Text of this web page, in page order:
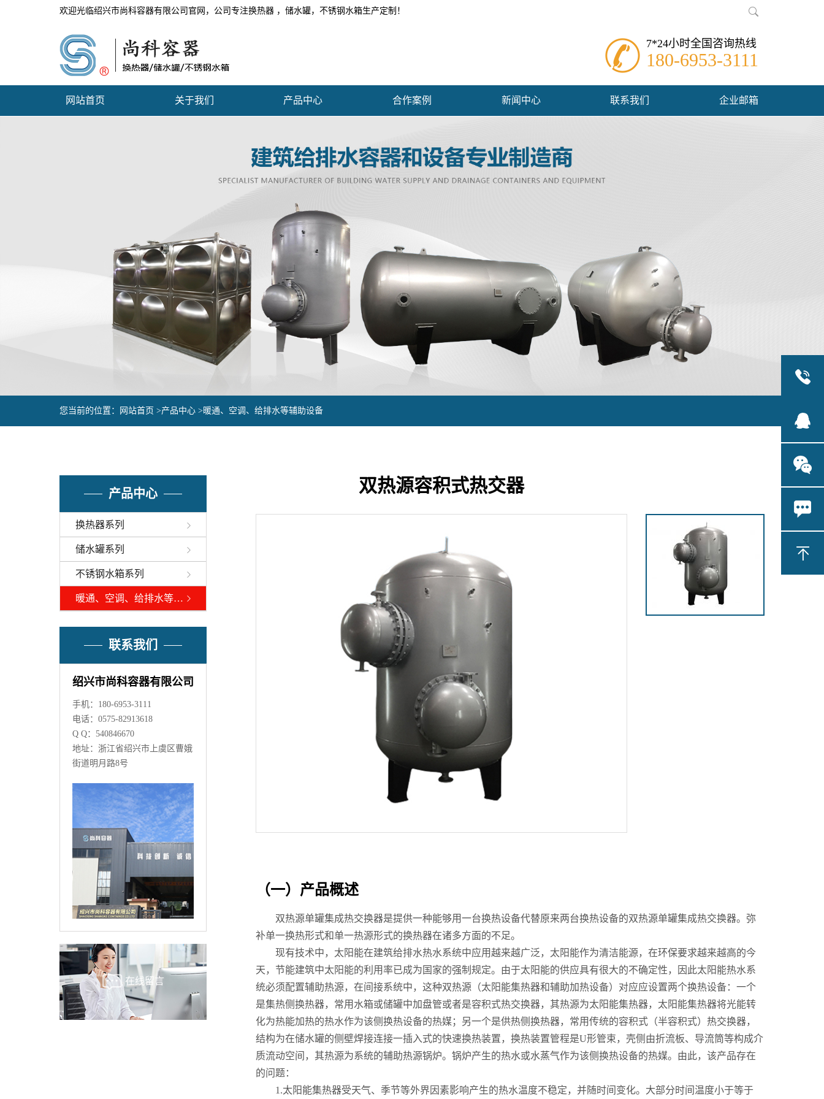
欢迎光临绍兴市尚科容器有限公司官网，公司专注换热器 ，储水罐，不锈钢水箱生产定制！
7*24小时全国咨询热线
180-6953-3111
网站首页 关于我们 产品中心 合作案例 新闻中心 联系我们 企业邮箱
您当前的位置： 网站首页 >产品中心 > 暖通、空调、给排水等辅助设备
产品中心
换热器系列
储水罐系列
不锈钢水箱系列
暖通、空调、给排水等辅助设备
联系我们
绍兴市尚科容器有限公司
手机：180-6953-3111
电话：0575-82913618
Q Q：540846670
地址：浙江省绍兴市上虞区曹娥
街道明月路8号
在线留言
双热源容积式热交器
（一）产品概述
双热源单罐集成热交换器是提供一种能够用一台换热设备代替原来两台换热设备的双热源单罐集成热交换器。弥
补单一换热形式和单一热源形式的换热器在诸多方面的不足。
现有技术中，太阳能在建筑给排水热水系统中应用越来越广泛，太阳能作为清洁能源，在环保要求越来越高的今
天，节能建筑中太阳能的利用率已成为国家的强制规定。由于太阳能的供应具有很大的不确定性，因此太阳能热水系
统必须配置辅助热源，在间接系统中，这种双热源（太阳能集热器和辅助加热设备）对应应设置两个换热设备：一个
是集热侧换热器，常用水箱或储罐中加盘管或者是容积式热交换器，其热源为太阳能集热器，太阳能集热器将光能转
化为热能加热的热水作为该侧换热设备的热媒；另一个是供热侧换热器，常用传统的容积式（半容积式）热交换器，
结构为在储水罐的侧壁焊接连接一插入式的快速换热装置，换热装置管程是U形管束，壳侧由折流板、导流筒等构成介
质流动空间，其热源为系统的辅助热源锅炉。锅炉产生的热水或水蒸气作为该侧换热设备的热媒。由此，该产品存在
的问题：
1.太阳能集热器受天气、季节等外界因素影响产生的热水温度不稳定，并随时间变化。大部分时间温度小于等于